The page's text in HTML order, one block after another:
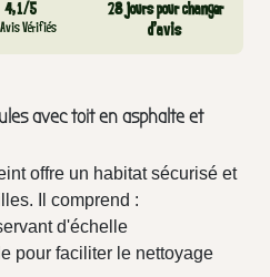
4,1/5
Avis Vérifiés
28 jours pour changer
d’avis
avec toit en asphalte et
offre un habitat sécurisé et
Il comprend :
d'échelle
pour faciliter le nettoyage